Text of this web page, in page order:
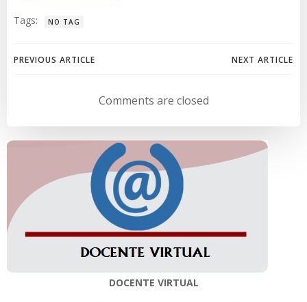
Tags: NO TAG
Navegación
entradas
PREVIOUS ARTICLE
Navegación
de
entradas
NEXT ARTICLE
Comments are closed
DOCENTE VIRTUAL